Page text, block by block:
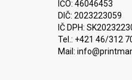
IČO: 46046453
DIČ: 2023223059
IČ DPH:
Tel.: +421 46/312
Mail: